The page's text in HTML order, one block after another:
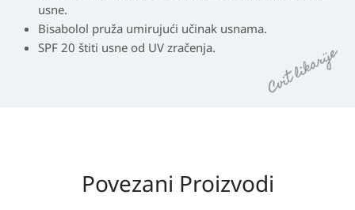
usne.
Bisabolol pruža umirujući učinak usnama.
SPF 20 štiti usne od UV zračenja.
Povezani Proizvodi